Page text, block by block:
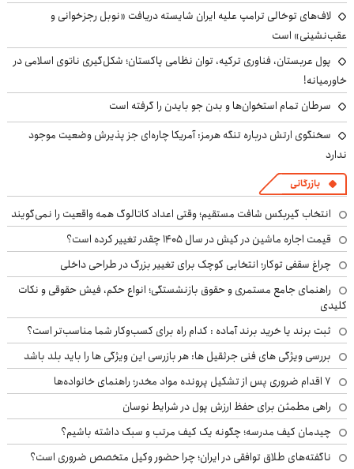
لاف‌های توخالی ترامپ علیه ایران شایسته دریافت «نوبل رجزخوانی و
عقب‌نشینی» است
پول عربستان، فناوری ترکیه، توان نظامی پاکستان؛ شکل‌گیری ناتوی اسلامی در
خاورمیانه!
سرطان تمام استخوان‌ها و بدن جو بایدن را گرفته است
سخنگوی ارتش درباره تنگه هرمز: آمریکا چاره‌ای جز پذیرش وضعیت موجود
ندارد
بازرگانی
انتخاب گیربکس شافت مستقیم؛ وقتی اعداد کاتالوگ همه واقعیت را نمی‌گویند
قیمت اجاره ماشین در کیش در سال ۱۴۰۵ چقدر تغییر کرده است؟
چراغ سقفی توکار؛ انتخابی کوچک برای تغییر بزرگ در طراحی داخلی
راهنمای جامع مستمری و حقوق بازنشستگی؛ انواع حکم، فیش حقوقی و نکات
کلیدی
ثبت برند یا خرید برند آماده : کدام راه برای کسب‌وکار شما مناسب‌تر است؟
بررسی ویژگی های فنی جرثقیل ها: هر بازرسی این ویژگی ها را باید بلد باشد
۷ اقدام ضروری پس از تشکیل پرونده مواد مخدر؛ راهنمای خانواده‌ها
راهی مطمئن برای حفظ ارزش پول در شرایط نوسان
چیدمان کیف مدرسه؛ چگونه یک کیف مرتب و سبک داشته باشیم؟
ناگفته‌های طلاق توافقی در ایران؛ چرا حضور وکیل متخصص ضروری است؟